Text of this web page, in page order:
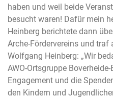
haben und weil beide
besucht waren! Dafür mein
Heinberg berichtete dann
Arche-Fördervereins und traf
Wolfgang Heinberg: „Wir
AWO-Ortsgruppe
Engagement und die
den Kindern und